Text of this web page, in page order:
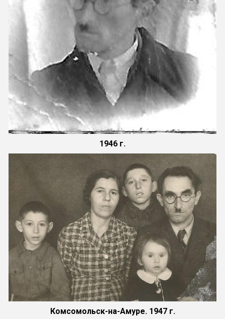
1946 г.
Комсомольск-на-Амуре. 1947 г.